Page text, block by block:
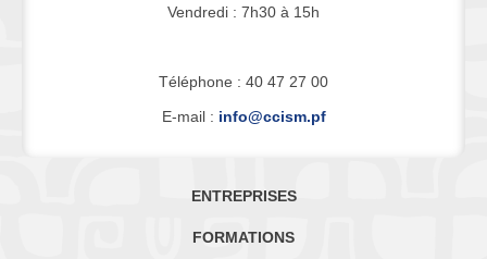
Vendredi : 7h30 à 15h
Téléphone : 40 47 27 00
E-mail : info@ccism.pf
ENTREPRISES
FORMATIONS